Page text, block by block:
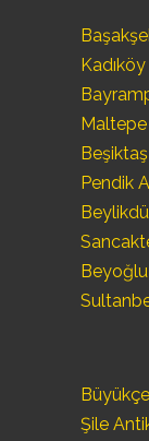
Pendik
Şile